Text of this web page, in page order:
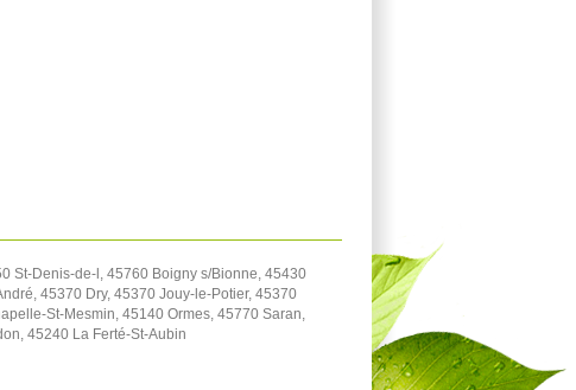
St-Denis-de-l, 45760 Boigny s/Bionne, 45430
45370 Dry, 45370 Jouy-le-Potier, 45370
St-Mesmin, 45140 Ormes, 45770 Saran,
45240 La Ferté-St-Aubin